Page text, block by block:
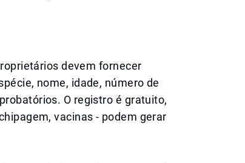
devem fornecer
nome, idade, número de
O registro é gratuito,
vacinas - podem gerar